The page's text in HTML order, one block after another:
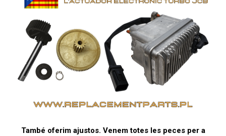
També oferim ajustos. Venem totes les peces per a